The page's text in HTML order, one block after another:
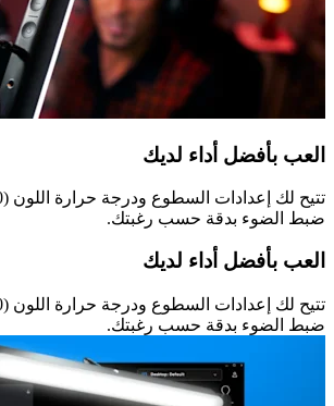
العب بأفضل أداء لديك
ضبط الضوء بدقة حسب رغبتك.
العب بأفضل أداء لديك
ضبط الضوء بدقة حسب رغبتك.